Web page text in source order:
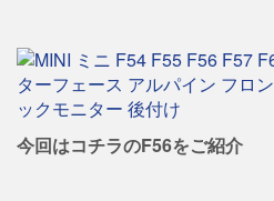
今回はコチラのF56をご紹介